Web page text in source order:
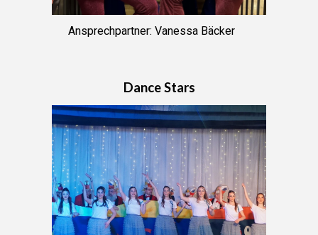
Ansprechpartner: Vanessa Bäcker
Dance Stars